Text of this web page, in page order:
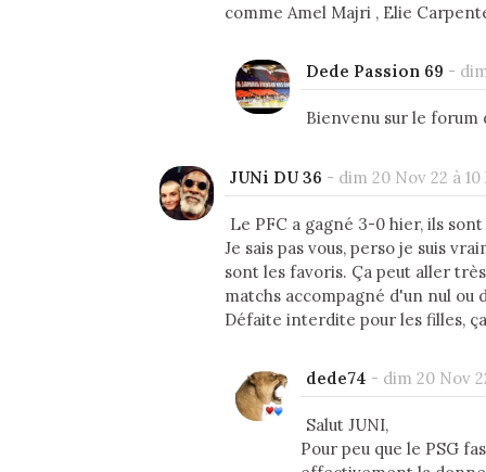
comme Amel Majri , Elie
Dede Passion 69 -
Bienvenu sur le forum
JUNi DU 36 - dim 20 Nov 22 à 10
Le PFC a gagné 3-0 hier, ils
Je sais pas vous, perso je suis
sont les favoris. Ça peut aller
matchs accompagné d'un nul ou
Défaite interdite pour les filles,
dede74 - dim 20 Nov
Salut JUNI,
Pour peu que le PSG